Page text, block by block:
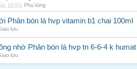
16:53 Phụ tùng
Phân bón lá hvp vitamin b1 chai 100ml
lưu
nhờ Phân bón lá hvp tn 6-6-4 k humat
lưu